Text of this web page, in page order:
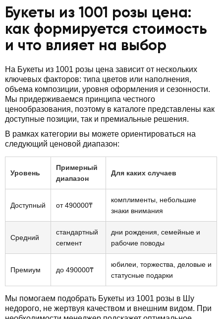
Букеты из 1001 розы цена:
как формируется стоимость
и что влияет на выбор
На Букеты из 1001 розы цена зависит от нескольких
ключевых факторов: типа цветов или наполнения,
объема композиции, уровня оформления и сезонности.
Мы придерживаемся принципа честного
ценообразования, поэтому в каталоге представлены как
доступные позиции, так и премиальные решения.
В рамках категории вы можете ориентироваться на
следующий ценовой диапазон:
Уровень
Примерный
диапазон
Для каких случаев
Доступный от 490000₸
комплименты, небольшие
знаки внимания
Средний
стандартный
сегмент
дни рождения, семейные и
рабочие поводы
Премиум до 490000₸
юбилеи, торжества, деловые и
статусные подарки
Мы помогаем подобрать Букеты из 1001 розы в Шу
недорого, не жертвуя качеством и внешним видом. При